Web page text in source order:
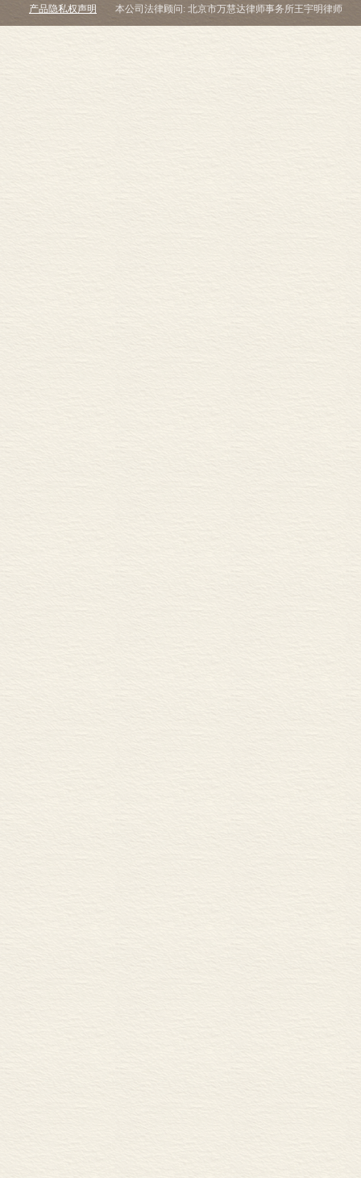
产品隐私权声明 本公司法律顾问: 北京市万慧达律师事务所王宇明律师